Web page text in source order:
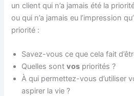
un client qui n’a jamais été la
ou qui n’a jamais eu l’impression
priorité :
Savez-vous ce que cela fait
Quelles sontvos priorités ?
À qui permettez-vous d’utiliser
aspirer la vie ?